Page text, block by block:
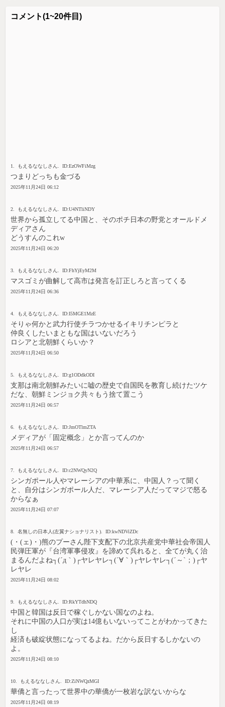
コメント(1~20件目)
1. もえるななしさん. ID:EzOWFiMzg
つまりどっちも金づる
2025年11月24日 06:12
2. もえるななしさん. ID:U4NTliNDY
世界から孤立してる中国と、そのポチ日本の野党とオールドメ
ディアさん
どうすんのこれw
2025年11月24日 06:20
3. もえるななしさん. ID:FhYjEyM2M
マスゴミが曲解して高市は発言を訂正しろと言ってくる
2025年11月24日 06:36
4. もえるななしさん. ID:I5MGE1MzE
そりゃ何かと武力行使チラつかせるイキリチンピラと
仲良くしたいまともな国はいないだろう
ロシアと北朝鮮くらいか？
2025年11月24日 06:50
5. もえるななしさん. ID:g1ODdkODI
支那は南北朝鮮みたいに嘘の歴史で自国民を教育し続けたツケ
だな、朝鮮ミンジョク共々もう捨て置こう
2025年11月24日 06:57
6. もえるななしさん. ID:JmOTlmZTA
メディアが「固定概念」とか言ってんのか
2025年11月24日 06:57
7. もえるななしさん. ID:c2NWQyN2Q
シンガポール人やマレーシアの中華系に、中国人？って聞く
と、自分はシンガポール人だ、マレーシア人だってマジで怒る
からなぁ
2025年11月24日 07:07
8. 名無しの日本人(左翼ナショナリスト). ID:kwNDViZDc
(・(ェ)・)熊のプーさん陛下支配下の北京共産党中華社会帝国人
民弾圧軍が『台湾軍事侵攻』を諦めて呉れると、全てが丸く治
まるんだよね┐(´д｀)┌ヤレヤレ┐(´∀｀)┌ヤレヤレ┐(´～`；)┌ヤ
レヤレ
2025年11月24日 08:02
9. もえるななしさん. ID:RkYTdhNDQ
中国と韓国は反日で稼ぐしかない国なのよね。
それに中国の人口が実は14億もいないってことがわかってきた
し
経済も破綻状態になってるよね。だから反日するしかないの
よ。
2025年11月24日 08:10
10. もえるななしさん. ID:ZiNWQzMGI
華僑と言ったって世界中の華僑が一枚岩な訳ないからな
2025年11月24日 08:19